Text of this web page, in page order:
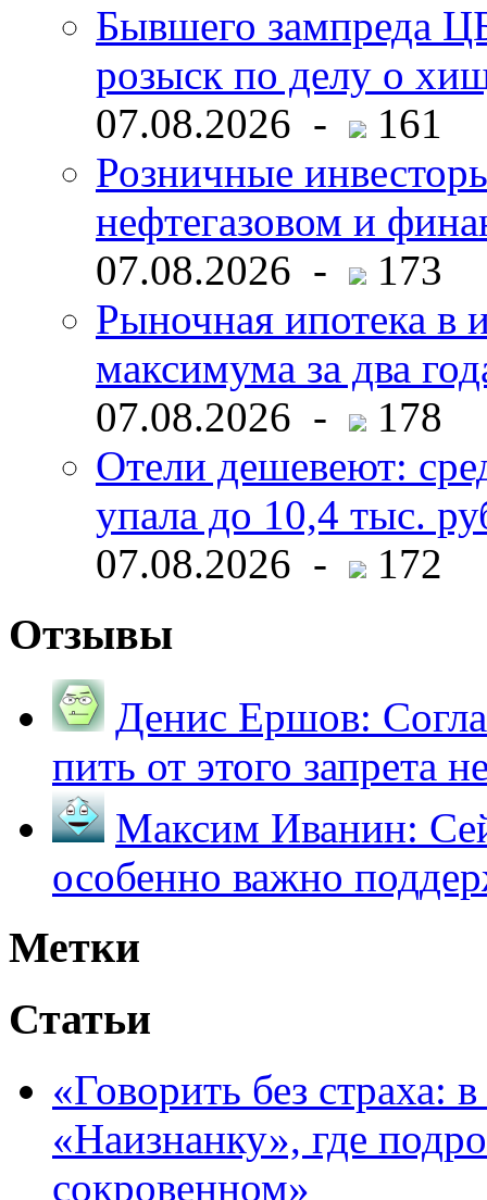
Бывшего зампреда
розыск по делу о
07.08.2026 -
161
Розничные
нефтегазовом и
07.08.2026 -
173
Рыночная ипотека в
максимума за два
07.08.2026 -
178
Отели дешевеют:
упала до 10,4 тыс.
07.08.2026 -
172
Отзывы
Денис Ершов:
пить от этого запрета
Максим Иванин:
особенно важно
Метки
Статьи
«Говорить без страха:
«Наизнанку», где
сокровенном»